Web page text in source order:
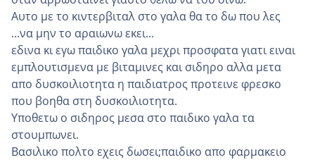
Αυτο με το κιντερβιταλ στο γαλα θα το δω που λες
...να μην το αραιωνω εκει...
εδινα κι εγω παιδικο γαλα μεχρι προσφατα γιατι ειναι
εμπλουτισμενα με βιταμινες και σιδηρο αλλα μετα
απο δυσκοιλιοτητα η παιδιατρος προτεινε φρεσκο
που βοηθα στη δυσκοιλιοτητα.
Υποθετω ο σιδηρος μεσα στο παιδικο γαλα τα
στουμπωνει.
Βασιλικο πολτο εχεις δωσει;παιδικο απο φαρμακειο